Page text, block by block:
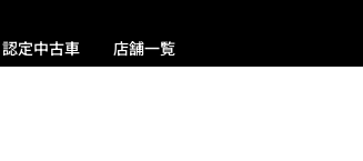
認定中古車 店舗一覧